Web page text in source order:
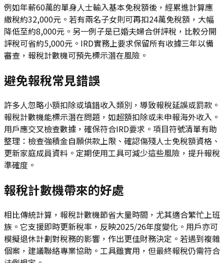
例如年薪60萬的單身人士輸入基本免稅額後，經累進計算應
繳稅約32,000元。若有兩名子女則可再扣24萬免稅額，大幅
降低至約8,000元。另一例子是已婚夫婦合併評稅，比較分開
評稅可省約5,000元。IRD實務上要求保留所有收據三年以備
審查，報稅計數機可預先標示潛在風險。
避免報稅常見錯誤
許多人忽略小額扣除或填錯收入類別，導致報稅延誤或罰款。
報稅計數機能標示潛在問題，如超額扣除或未申報海外收入。
用戶應交叉檢查數據，確保符合IRD要求。項目符號清單有助
整理：檢查強積金自願供款上限、確認傷殘人士免稅額資格、
更新家庭成員資料。定期使用工具可減少這些風險，提升報稅
準確度。
報稅計數機帶來的好處
相比傳統計算，報稅計數機節省大量時間，尤其適合繁忙上班
族。它支援即時更新稅率，反映2025/26年度變化。用戶亦可
模擬退休計劃對稅務的影響，作出更佳財務決定。若遇到複雜
個案，建議聯絡專業協助。工具雖實用，但最終報稅仍需符合